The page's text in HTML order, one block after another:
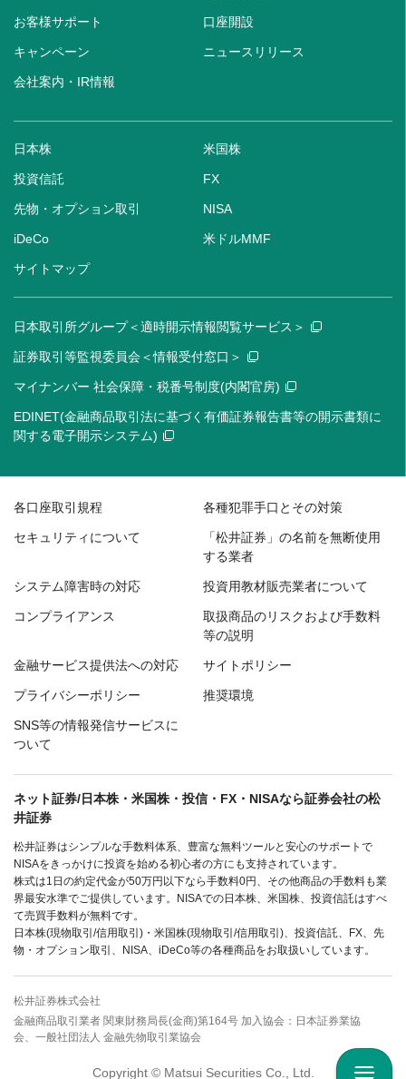
お客様サポート 口座開設
キャンペーン ニュースリリース
会社案内・IR情報
日本株 米国株
投資信託 FX
先物・オプション取引 NISA
iDeCo 米ドルMMF
サイトマップ
日本取引所グループ＜適時開示情報閲覧サービス＞
証券取引等監視委員会＜情報受付窓口＞
マイナンバー 社会保障・税番号制度(内閣官房)
EDINET(金融商品取引法に基づく有価証券報告書等の開示書類に
関する電子開示システム)
各口座取引規程 各種犯罪手口とその対策
セキュリティについて
「松井証券」の名前を無断使用
する業者
システム障害時の対応 投資用教材販売業者について
コンプライアンス
取扱商品のリスクおよび手数料
等の説明
金融サービス提供法への対応 サイトポリシー
プライバシーポリシー 推奨環境
SNS等の情報発信サービスに
ついて
ネット証券/日本株・米国株・投信・FX・NISAなら証券会社の松
井証券
松井証券はシンプルな手数料体系、豊富な無料ツールと安心のサポートで
NISAをきっかけに投資を始める初心者の方にも支持されています。
株式は1日の約定代金が50万円以下なら手数料0円、その他商品の手数料も業
界最安水準でご提供しています。NISAでの日本株、米国株、投資信託はすべ
て売買手数料が無料です。
日本株(現物取引/信用取引)・米国株(現物取引/信用取引)、投資信託、FX、先
物・オプション取引、NISA、iDeCo等の各種商品をお取扱いしています。
松井証券株式会社
金融商品取引業者 関東財務局長(金商)第164号 加入協会：日本証券業協
会、一般社団法人 金融先物取引業協会
Copyright © Matsui Securities Co., Ltd.